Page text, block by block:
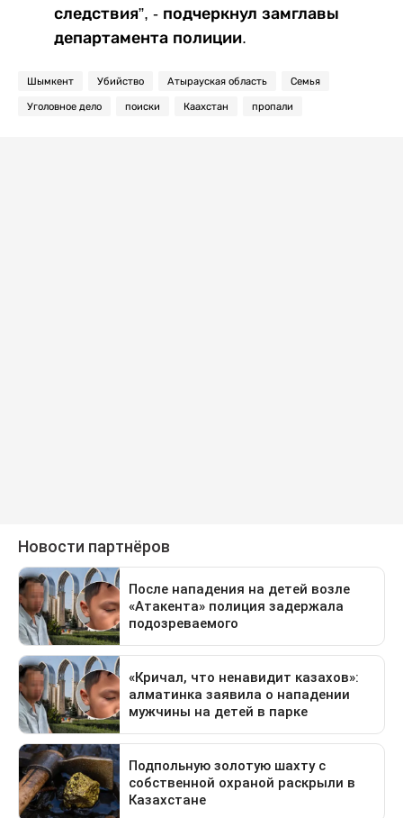
следствия”, - подчеркнул замглавы
департамента полиции.
Шымкент Убийство Атырауская область Семья
Уголовное дело поиски Каахстан пропали